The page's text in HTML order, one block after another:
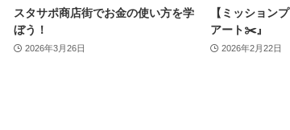
スタサポ商店街でお金の使い方を学
ぼう！
2026年3月26日
【ミッション
アート✂️』
2026年2月22日